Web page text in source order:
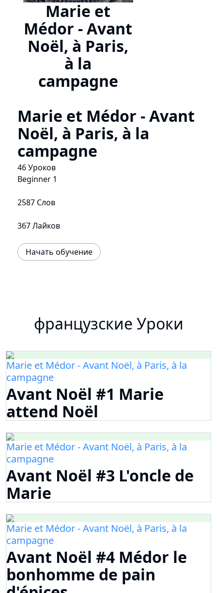
Marie et
Médor - Avant
Noël, à Paris,
à la
campagne
Marie et Médor - Avant
Noël, à Paris, à la
campagne
46 Уроков
Beginner 1
2587 Слов
367 Лайков
Начать обучение
французские Уроки
Marie et Médor - Avant Noël, à Paris, à la
campagne
Avant Noël #1 Marie
attend Noël
Marie et Médor - Avant Noël, à Paris, à la
campagne
Avant Noël #3 L'oncle de
Marie
Marie et Médor - Avant Noël, à Paris, à la
campagne
Avant Noël #4 Médor le
bonhomme de pain